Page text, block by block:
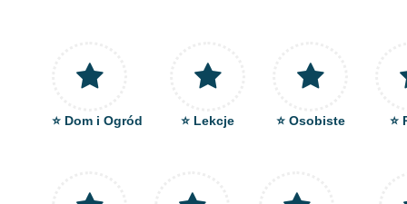
⭐ Dom i Ogród ⭐ Lekcje ⭐ Osobiste ⭐